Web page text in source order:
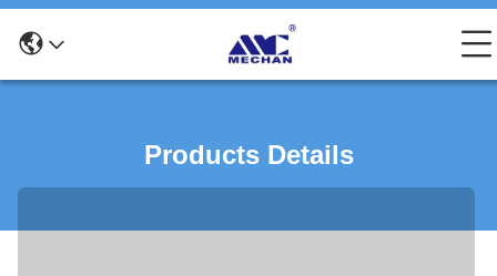
Products Details